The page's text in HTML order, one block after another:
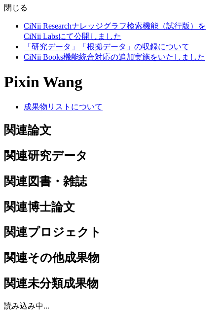
閉じる
CiNii Researchナレッジグラフ検索機能（試行版）を
CiNii Labsにて公開しました
「研究データ」「根拠データ」の収録について
CiNii Books機能統合対応の追加実施をいたしました
Pixin Wang
成果物リストについて
関連論文
関連研究データ
関連図書・雑誌
関連博士論文
関連プロジェクト
関連その他成果物
関連未分類成果物
読み込み中...